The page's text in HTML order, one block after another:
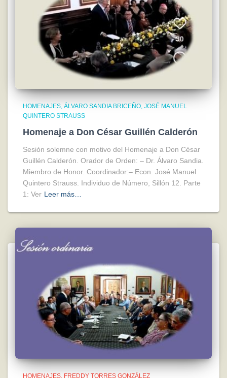
HOMENAJES ÁLVARO SANDIA BRICEÑO JOSÉ MANUEL
QUINTERO STRAUSS
Homenaje a Don César Guillén Calderón
Sesión solemne con motivo del Homenaje a Don César
Guillén Calderón. Orador de Orden: – Dr. Álvaro Sandia.
Miembro de Honor. Coordinador:– Econ. José Manuel
Quintero Strauss. Individuo de Número, Sillón 12. Parte
1: Ver Leer más…
HOMENAJES FREDDY TORRES GONZÁLEZ